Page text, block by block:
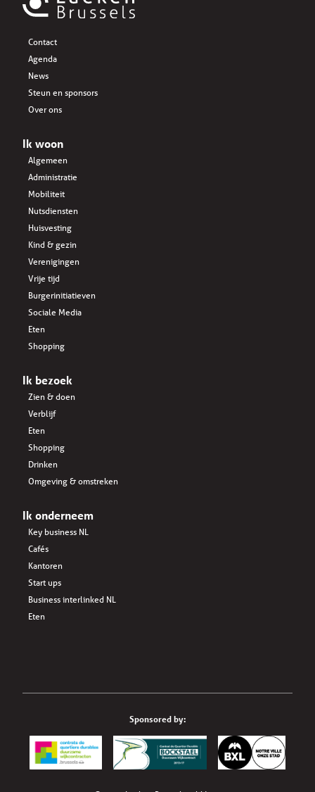
Contact
Agenda
News
Steun en sponsors
Over ons
Ik woon
Algemeen
Administratie
Mobiliteit
Nutsdiensten
Huisvesting
Kind & gezin
Verenigingen
Vrije tijd
Burgerinitiatieven
Sociale Media
Eten
Shopping
Ik bezoek
Zien & doen
Verblijf
Eten
Shopping
Drinken
Omgeving & omstreken
Ik onderneem
Key business NL
Cafés
Kantoren
Start ups
Business interlinked NL
Eten
Sponsored by: